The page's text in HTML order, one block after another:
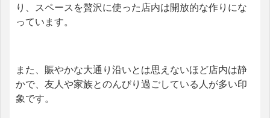
り、スペースを贅沢に使った店内は開放的な作りにな
っています。
また、賑やかな大通り沿いとは思えないほど店内は静
かで、友人や家族とのんびり過ごしている人が多い印
象です。